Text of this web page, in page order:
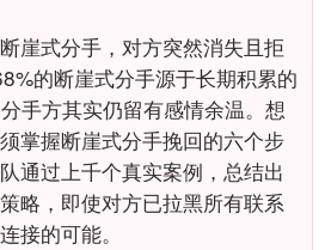
式分手，对方突然消失且拒
的断崖式分手源于长期积累的
手方其实仍留有感情余温。想
掌握断崖式分手挽回的六个步
通过上千个真实案例，总结出
略，即使对方已拉黑所有联系
接的可能。